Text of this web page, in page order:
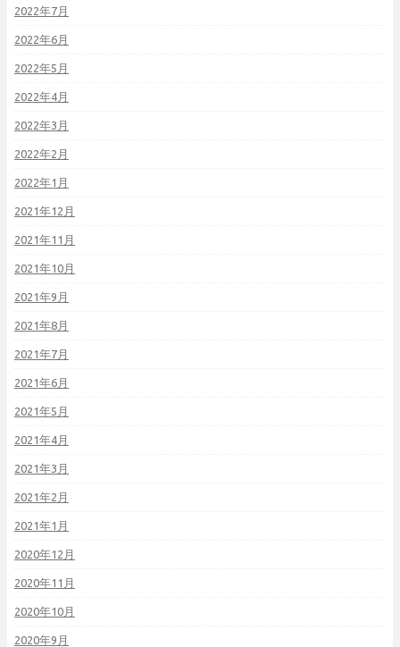
2022年7月
2022年6月
2022年5月
2022年4月
2022年3月
2022年2月
2022年1月
2021年12月
2021年11月
2021年10月
2021年9月
2021年8月
2021年7月
2021年6月
2021年5月
2021年4月
2021年3月
2021年2月
2021年1月
2020年12月
2020年11月
2020年10月
2020年9月